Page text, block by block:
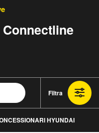
Filtra
HYUNDAI